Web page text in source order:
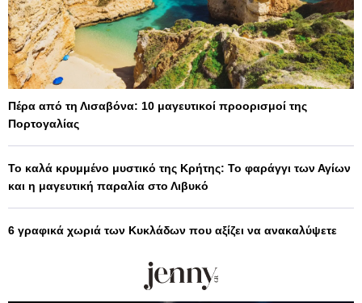
Πέρα από τη Λισαβόνα: 10 μαγευτικοί προορισμοί της
Πορτογαλίας
Το καλά κρυμμένο μυστικό της Κρήτης: Το φαράγγι των Αγίων
και η μαγευτική παραλία στο Λιβυκό
6 γραφικά χωριά των Κυκλάδων που αξίζει να ανακαλύψετε